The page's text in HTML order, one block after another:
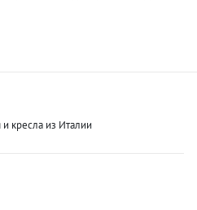
стиль
придаст им изящной
кресла из Италии